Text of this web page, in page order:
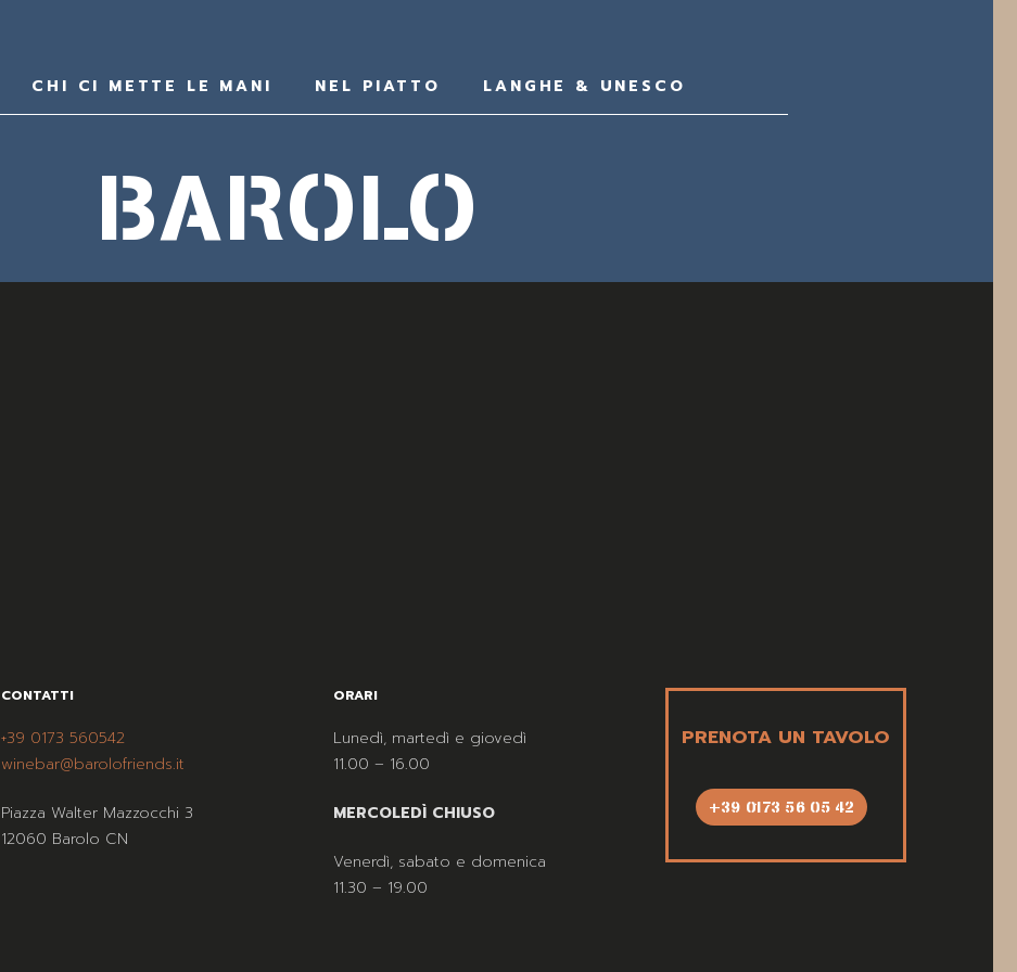
CHI CI METTE LE MANI NEL PIATTO LANGHE & UNESCO
BAROLO
CONTATTI
+39 0173 560542
winebar@barolofriends.it
Piazza Walter Mazzocchi 3
12060 Barolo CN
ORARI
Lunedì, martedì e giovedì
11.00 – 16.00
MERCOLEDÌ CHIUSO
Venerdì, sabato e domenica
11.30 – 19.00
PRENOTA UN TAVOLO
+39 0173 56 05 42